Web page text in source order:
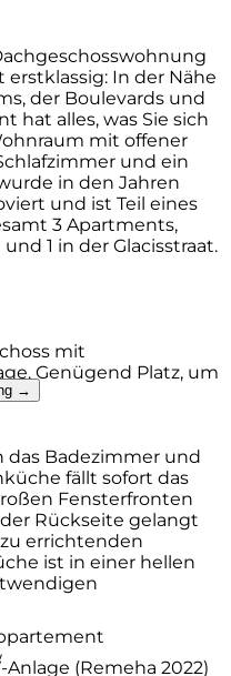
erstklassig: In der Nähe
der Boulevards und
hat alles, was Sie sich
mit offener
und ein
in den Jahren
und ist Teil eines
3 Apartments,
1 in der Glacisstraat.
mit
Genügend Platz, um
das Badezimmer und
fällt sofort das
Fensterfronten
Rückseite gelangt
errichtenden
ist in einer hellen
(Remeha 2022)
→